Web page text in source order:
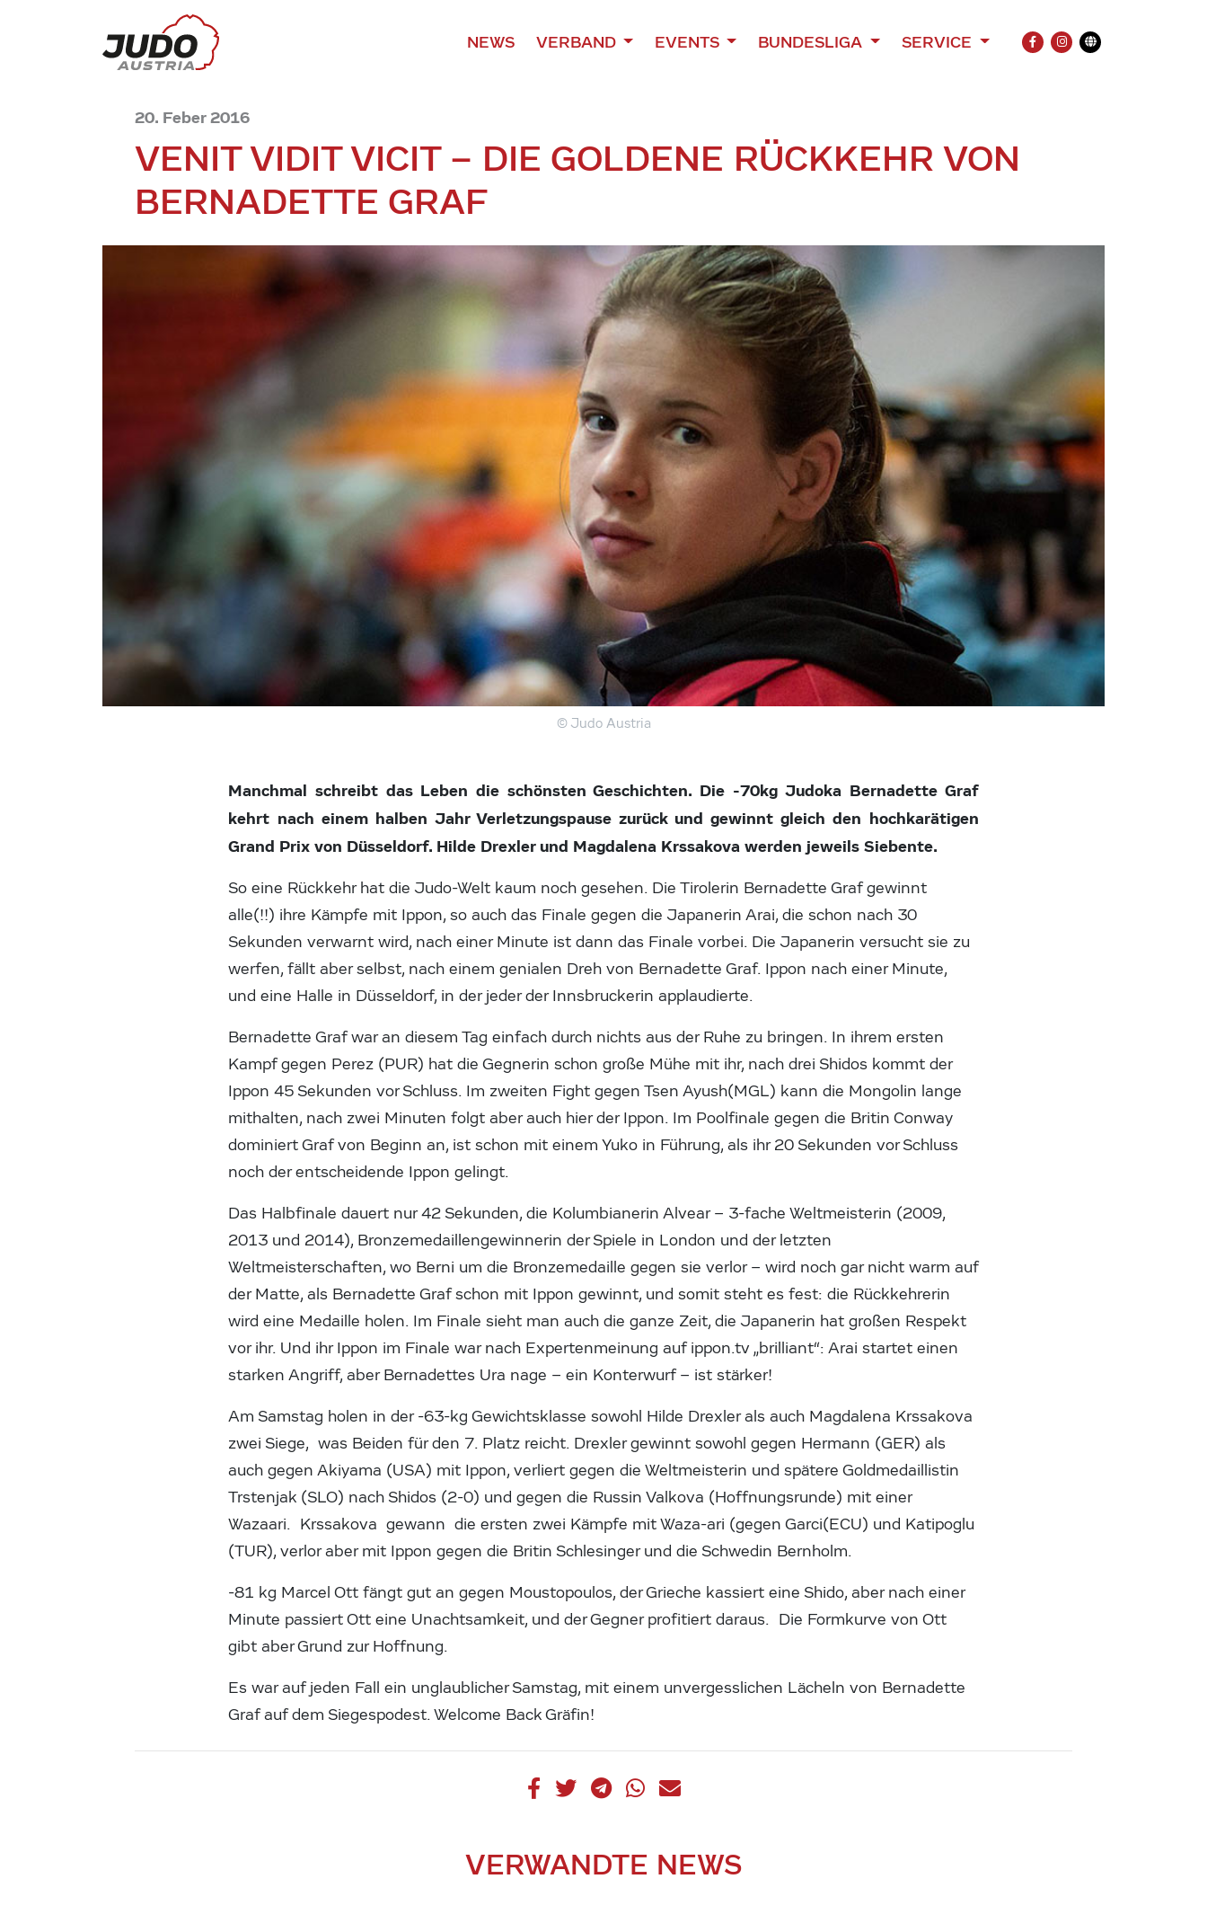
NEWS VERBAND EVENTS BUNDESLIGA SERVICE
FACEBOOK
INSTAGRAM
Übersetzung
20. Feber 2016
VENIT VIDIT VICIT – DIE GOLDENE RÜCKKEHR VON
BERNADETTE GRAF
© Judo Austria
Manchmal schreibt das Leben die schönsten Geschichten. Die -70kg Judoka Bernadette Graf
kehrt nach einem halben Jahr Verletzungspause zurück und gewinnt gleich den hochkarätigen
Grand Prix von Düsseldorf. Hilde Drexler und Magdalena Krssakova werden jeweils Siebente.
So eine Rückkehr hat die Judo-Welt kaum noch gesehen. Die Tirolerin Bernadette Graf gewinnt
alle(!!) ihre Kämpfe mit Ippon, so auch das Finale gegen die Japanerin Arai, die schon nach 30
Sekunden verwarnt wird, nach einer Minute ist dann das Finale vorbei. Die Japanerin versucht sie zu
werfen, fällt aber selbst, nach einem genialen Dreh von Bernadette Graf. Ippon nach einer Minute,
und eine Halle in Düsseldorf, in der jeder der Innsbruckerin applaudierte.
Bernadette Graf war an diesem Tag einfach durch nichts aus der Ruhe zu bringen. In ihrem ersten
Kampf gegen Perez (PUR) hat die Gegnerin schon große Mühe mit ihr, nach drei Shidos kommt der
Ippon 45 Sekunden vor Schluss. Im zweiten Fight gegen Tsen Ayush(MGL) kann die Mongolin lange
mithalten, nach zwei Minuten folgt aber auch hier der Ippon. Im Poolfinale gegen die Britin Conway
dominiert Graf von Beginn an, ist schon mit einem Yuko in Führung, als ihr 20 Sekunden vor Schluss
noch der entscheidende Ippon gelingt.
Das Halbfinale dauert nur 42 Sekunden, die Kolumbianerin Alvear – 3-fache Weltmeisterin (2009,
2013 und 2014), Bronzemedaillengewinnerin der Spiele in London und der letzten
Weltmeisterschaften, wo Berni um die Bronzemedaille gegen sie verlor – wird noch gar nicht warm auf
der Matte, als Bernadette Graf schon mit Ippon gewinnt, und somit steht es fest: die Rückkehrerin
wird eine Medaille holen. Im Finale sieht man auch die ganze Zeit, die Japanerin hat großen Respekt
vor ihr. Und ihr Ippon im Finale war nach Expertenmeinung auf ippon.tv „brilliant“: Arai startet einen
starken Angriff, aber Bernadettes Ura nage – ein Konterwurf – ist stärker!
Am Samstag holen in der -63-kg Gewichtsklasse sowohl Hilde Drexler als auch Magdalena Krssakova
zwei Siege, was Beiden für den 7. Platz reicht. Drexler gewinnt sowohl gegen Hermann (GER) als
auch gegen Akiyama (USA) mit Ippon, verliert gegen die Weltmeisterin und spätere Goldmedaillistin
Trstenjak (SLO) nach Shidos (2-0) und gegen die Russin Valkova (Hoffnungsrunde) mit einer
Wazaari. Krssakova gewann die ersten zwei Kämpfe mit Waza-ari (gegen Garci(ECU) und Katipoglu
(TUR), verlor aber mit Ippon gegen die Britin Schlesinger und die Schwedin Bernholm.
-81 kg Marcel Ott fängt gut an gegen Moustopoulos, der Grieche kassiert eine Shido, aber nach einer
Minute passiert Ott eine Unachtsamkeit, und der Gegner profitiert daraus. Die Formkurve von Ott
gibt aber Grund zur Hoffnung.
Es war auf jeden Fall ein unglaublicher Samstag, mit einem unvergesslichen Lächeln von Bernadette
Graf auf dem Siegespodest. Welcome Back Gräfin!
VERWANDTE NEWS